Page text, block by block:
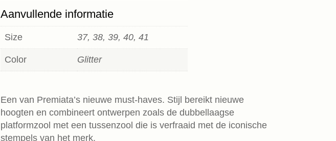
Aanvullende informatie
Size 37, 38, 39, 40, 41
Color Glitter
Een van Premiata’s nieuwe must-haves. Stijl bereikt nieuwe
hoogten en combineert ontwerpen zoals de dubbellaagse
platformzool met een tussenzool die is verfraaid met de iconische
stempels van het merk.